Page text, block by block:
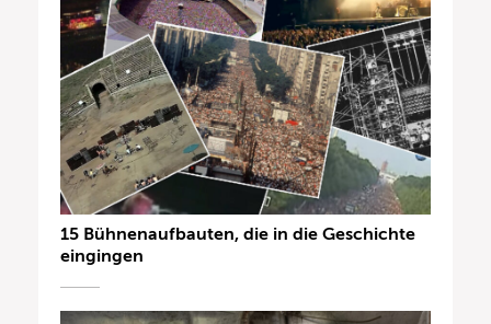
15 Bühnenaufbauten, die in die Geschichte
eingingen